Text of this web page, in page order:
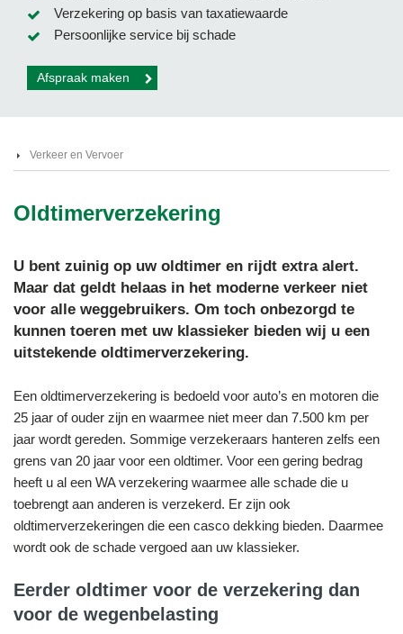
Verzekering op basis van taxatiewaarde
Persoonlijke service bij schade
Afspraak maken
Verkeer en Vervoer
Oldtimerverzekering
U bent zuinig op uw oldtimer en rijdt extra alert.
Maar dat geldt helaas in het moderne verkeer niet
voor alle weggebruikers. Om toch onbezorgd te
kunnen toeren met uw klassieker bieden wij u een
uitstekende oldtimerverzekering.
Een oldtimerverzekering is bedoeld voor auto’s en motoren die
25 jaar of ouder zijn en waarmee niet meer dan 7.500 km per
jaar wordt gereden. Sommige verzekeraars hanteren zelfs een
grens van 20 jaar voor een oldtimer. Voor een gering bedrag
heeft u al een WA verzekering waarmee alle schade die u
toebrengt aan anderen is verzekerd. Er zijn ook
oldtimerverzekeringen die een casco dekking bieden. Daarmee
wordt ook de schade vergoed aan uw klassieker.
Eerder oldtimer voor de verzekering dan
voor de wegenbelasting